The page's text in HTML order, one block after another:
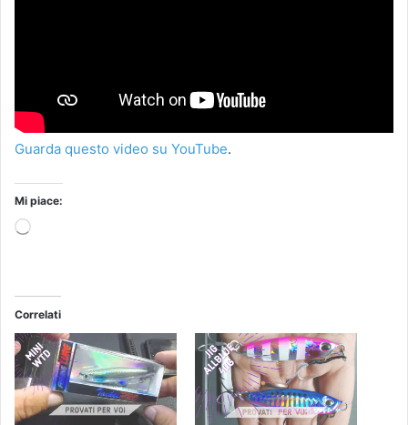
Guarda questo video su YouTube.
Mi piace:
Caricamento
Correlati